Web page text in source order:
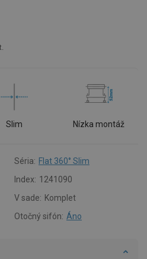
Slim Nízka montáž
Séria: Flat 360° Slim
Index: 1241090
V sade: Komplet
Otočný sifón: Áno